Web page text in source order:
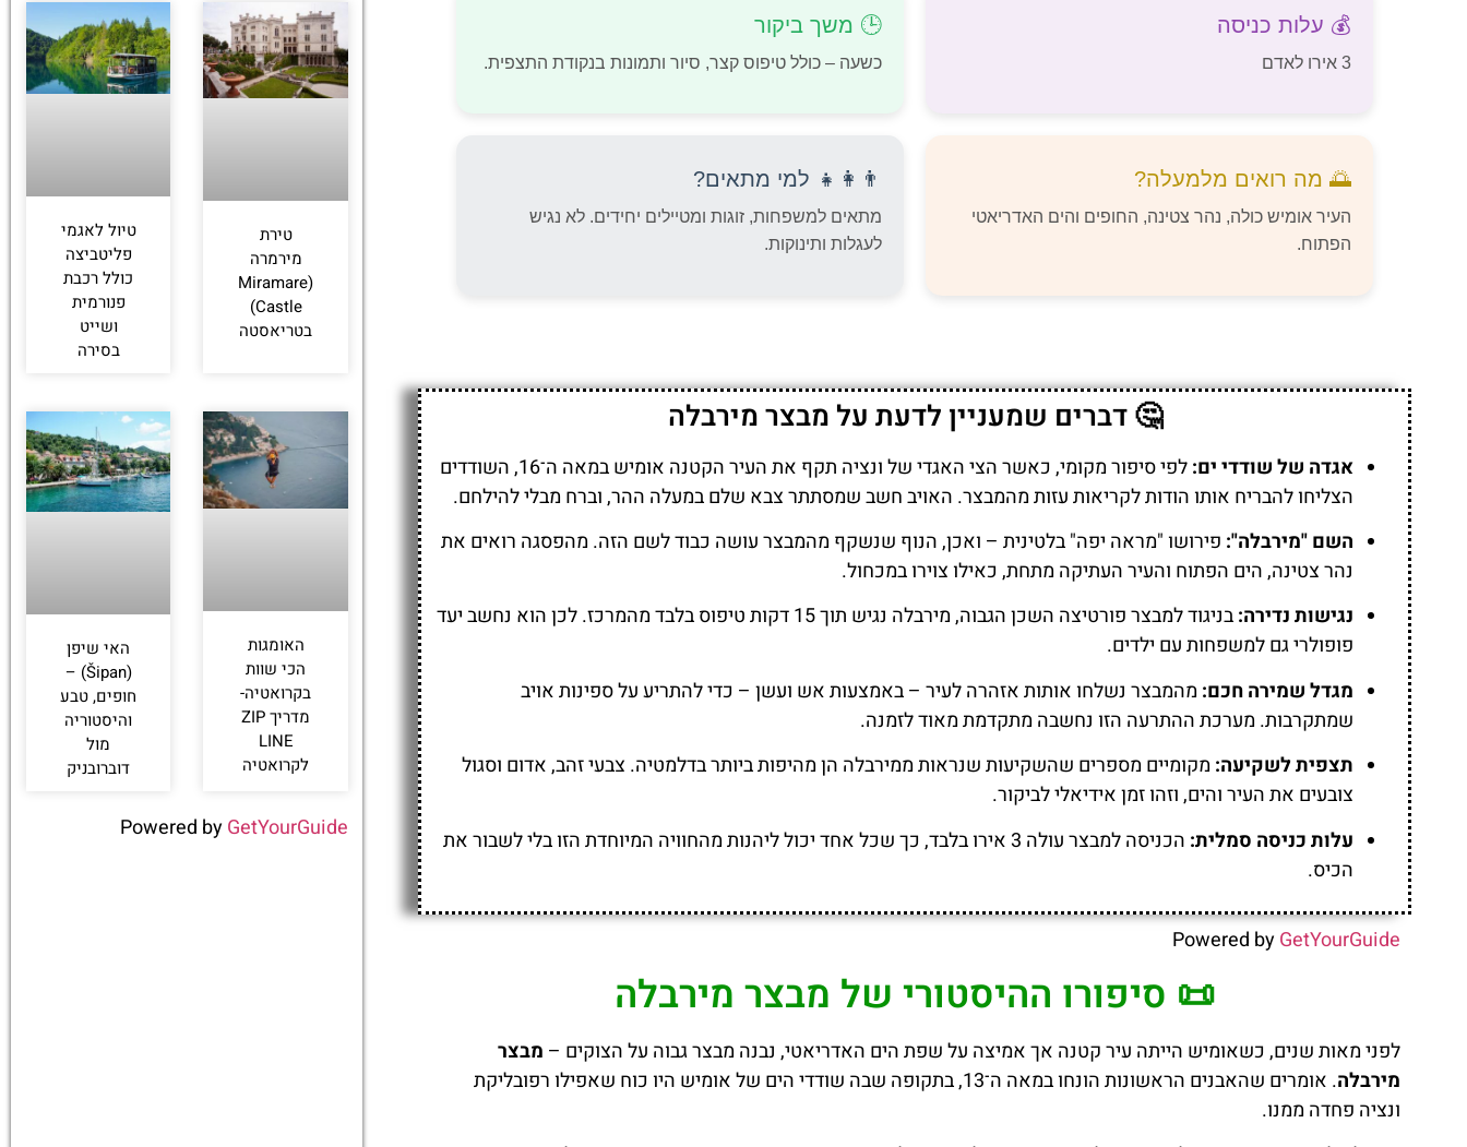
💰 עלות כניסה
3 אירו לאדם
🕒 משך ביקור
כשעה – כולל טיפוס קצר, סיור ותמונות בנקודת התצפית.
🌅 מה רואים מלמעלה?
העיר אומיש כולה, נהר צטינה, החופים והים האדריאטי
הפתוח.
👨‍👩‍👧 למי מתאים?
מתאים למשפחות, זוגות ומטיילים יחידים. לא נגיש
לעגלות ותינוקות.
🤔 דברים שמעניין לדעת על מבצר מירבלה
אגדה של שודדי ים:
לפי סיפור מקומי, כאשר הצי האגדי של ונציה תקף את העיר הקטנה אומיש במאה ה־16, השודדים
הצליחו להבריח אותו הודות לקריאות עזות מהמבצר. האויב חשב שמסתתר צבא שלם במעלה ההר, וברח מבלי להילחם.
השם "מירבלה": פירושו "מראה יפה" בלטינית – ואכן, הנוף שנשקף מהמבצר עושה כבוד לשם הזה. מהפסגה רואים את
נהר צטינה, הים הפתוח והעיר העתיקה מתחת, כאילו צוירו במכחול.
נגישות נדירה:
בניגוד למבצר פורטיצה השכן הגבוה, מירבלה נגיש תוך 15 דקות טיפוס בלבד מהמרכז. לכן הוא נחשב יעד
פופולרי גם למשפחות עם ילדים.
מגדל שמירה חכם: מהמבצר נשלחו אותות אזהרה לעיר – באמצעות אש ועשן – כדי להתריע על ספינות אויב
שמתקרבות. מערכת ההתרעה הזו נחשבה מתקדמת מאוד לזמנה.
תצפית לשקיעה: מקומיים מספרים שהשקיעות שנראות ממירבלה הן מהיפות ביותר בדלמטיה. צבעי זהב, אדום וסגול
צובעים את העיר והים, וזהו זמן אידיאלי לביקור.
עלות כניסה סמלית:
הכניסה למבצר עולה 3 אירו בלבד, כך שכל אחד יכול ליהנות מהחוויה המיוחדת הזו בלי לשבור את
הכיס.
Powered byGetYourGuide
📜 סיפורו ההיסטורי של מבצר מירבלה
לפני מאות שנים, כשאומיש הייתה עיר קטנה אך אמיצה על שפת הים האדריאטי, נבנה מבצר גבוה על הצוקים – מבצר
מירבלה
. אומרים שהאבנים הראשונות הונחו במאה ה־13, בתקופה שבה שודדי הים של אומיש היו כוח שאפילו רפובליקת
ונציה פחדה ממנו.
טירת
מירמרה
(Miramare
Castle)
בטריאסטה
טיול לאגמי
פליטביצה
כולל רכבת
פנורמית
ושייט
בסירה
האומגות
הכי שוות
בקרואטיה-
מדריך ZIP
LINE
לקרואטיה
האי שיפן
(Šipan) –
חופים, טבע
והיסטוריה
מול
דוברובניק
Powered byGetYourGuide